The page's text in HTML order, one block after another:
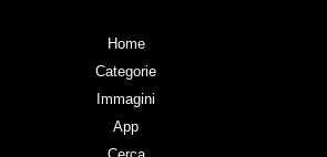
Home
Categorie
Immagini
App